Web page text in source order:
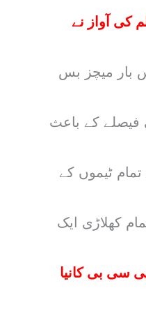
اسلم کی آواز نے
بار میچز بس
فیصلے کے باعث
ٹیموں کے
کھلاڑی ایک
سی بی کانیا